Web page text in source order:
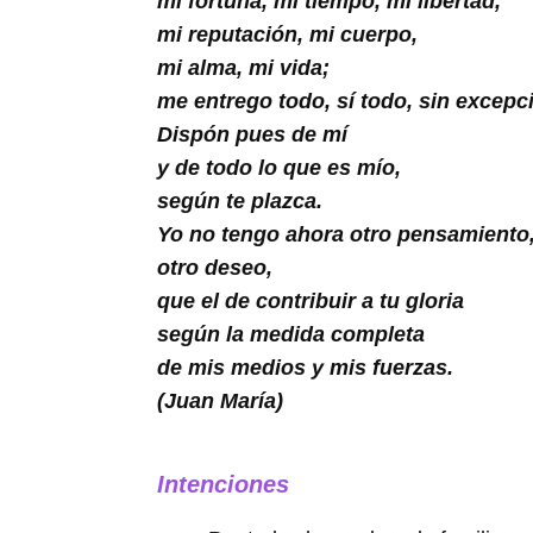
mi reputación, mi cuerpo,
mi alma, mi vida;
me entrego todo, sí todo, sin
Dispón pues de mí
y de todo lo que es mío,
según te plazca.
Yo no tengo ahora otro pensamiento,
otro deseo,
que el de contribuir a tu gloria
según la medida completa
de mis medios y mis fuerzas.
(Juan María)
Intenciones